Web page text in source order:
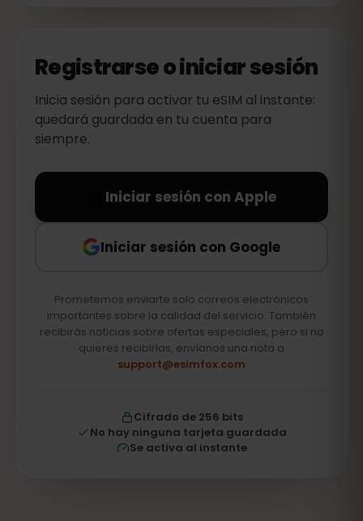
Registrarse o iniciar sesión
Inicia sesión para activar tu eSIM al instante:
quedará guardada en tu cuenta para
siempre.
Iniciar sesión con Apple
Iniciar sesión con Google
Prometemos enviarte solo correos electrónicos
importantes sobre la calidad del servicio. También
recibirás noticias sobre ofertas especiales, pero si no
quieres recibirlas, envíanos una nota a
support@esimfox.com
Cifrado de 256 bits
No hay ninguna tarjeta guardada
Se activa al instante